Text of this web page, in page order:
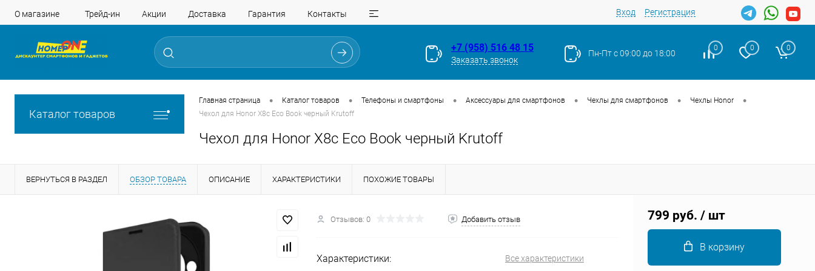
О магазине Трейд-ин Акции Доставка Гарантия Контакты Вход Регистрация
+7 (958) 516 48 15
Заказать звонок
Пн-Пт с 09:00 до 18:00
0 0 0
Каталог товаров
Главная страница • Каталог товаров • Телефоны и смартфоны • Аксессуары для смартфонов • Чехлы для смартфонов • Чехлы Honor •
Чехол для Honor X8c Eco Book черный Krutoff
Чехол для Honor X8c Eco Book черный Krutoff
ВЕРНУТЬСЯ В РАЗДЕЛ ОБЗОР ТОВАРА ОПИСАНИЕ ХАРАКТЕРИСТИКИ ПОХОЖИЕ ТОВАРЫ
Отзывов: 0 Добавить отзыв
Характеристики: Все характеристики
799 руб. / шт
В корзину
Для клиентов всех банков
Разбейтеоплату